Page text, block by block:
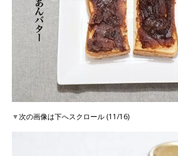
▼次の画像は下へスクロール (11/16)